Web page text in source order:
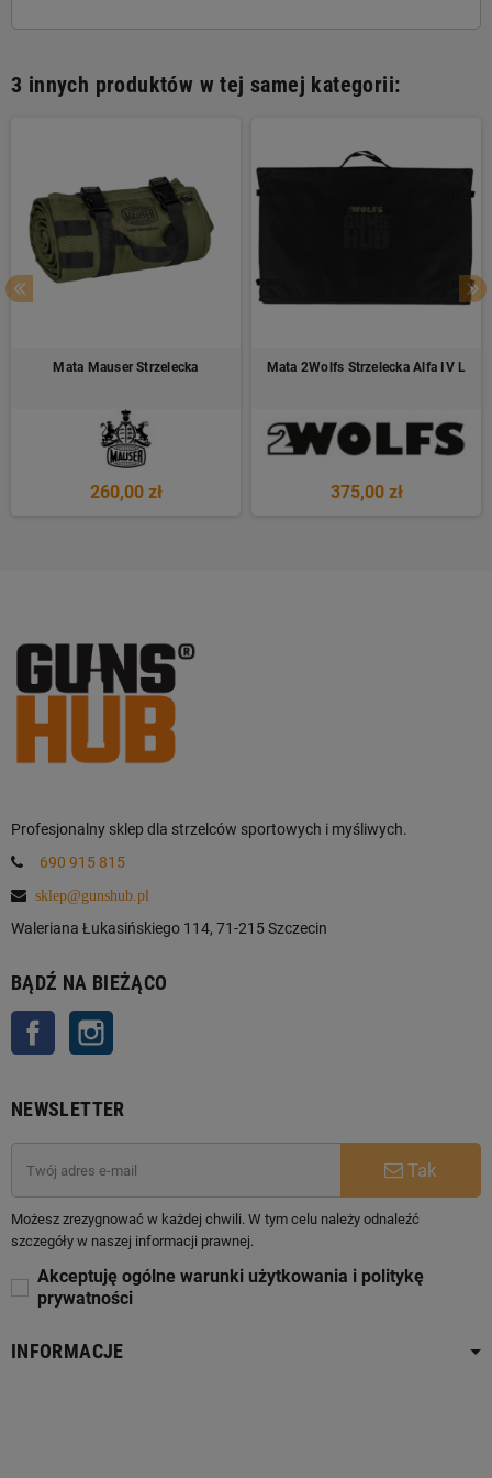
3 innych produktów w tej samej kategorii:
Mata Mauser Strzelecka
260,00 zł
Mata 2Wolfs Strzelecka Alfa IV L
375,00 zł
Profesjonalny sklep dla strzelców sportowych i myśliwych.
690 915 815
sklep@gunshub.pl
Waleriana Łukasińskiego 114, 71-215 Szczecin
BĄDŹ NA BIEŻĄCO
Facebook
NEWSLETTER
Tak
Możesz zrezygnować w każdej chwili. W tym celu należy odnaleźć
szczegóły w naszej informacji prawnej.
Akceptuję ogólne warunki użytkowania i politykę
prywatności
INFORMACJE